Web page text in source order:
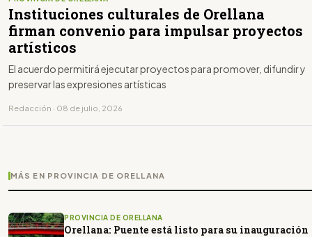
Instituciones culturales de Orellana
firman convenio para impulsar proyectos
artísticos
El acuerdo permitirá ejecutar proyectos para promover, difundir y
preservar las expresiones artísticas
Redacción · 08 de julio, 2026
MÁS EN PROVINCIA DE ORELLANA
PROVINCIA DE ORELLANA
Orellana: Puente está listo para su inauguración